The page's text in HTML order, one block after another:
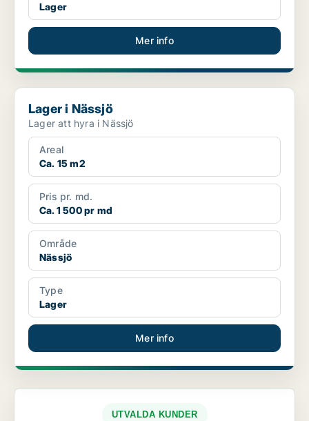
Lager
Mer info
Lager i Nässjö
Lager i Nässjö
Lager att hyra i Nässjö
Areal
Ca. 15 m2
Pris pr. md.
Ca. 1 500 pr md
Område
Nässjö
Type
Lager
Mer info
UTVALDA KUNDER